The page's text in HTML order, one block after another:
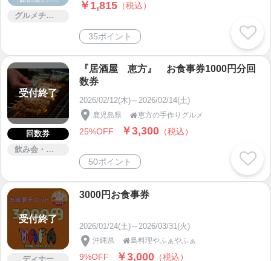
グルメチケット
￥1,815 （税込）
35ポイント
受付終了
回数券
飲み会・パーティー
『居酒屋 恵方』 お食事券1000円分回
数券
2026/02/12(木)～2026/02/14(土)
鹿児島県 恵方の手作りグルメ
25%OFF ￥3,300 （税込）
50ポイント
受付終了
ディナー
3000円お食事券
2026/01/24(土)～2026/03/31(火)
沖縄県 島料理やふぁやふぁ
9%OFF ￥3,000 （税込）